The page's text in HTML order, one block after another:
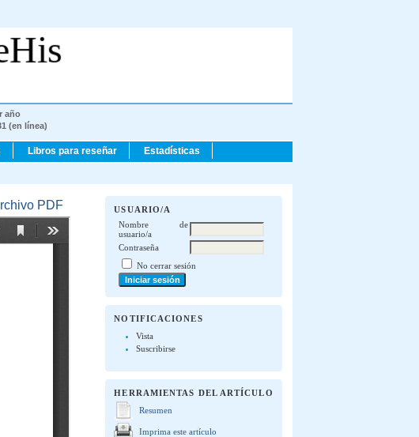
año
(en línea)
USUARIO/A
Nombre de
usuario/a
Contraseña
No cerrar sesión
NOTIFICACIONES
Vista
Suscribirse
HERRAMIENTAS DEL ARTÍCULO
Resumen
Imprima este artículo
Libros para reseñar Estadísticas
PDF